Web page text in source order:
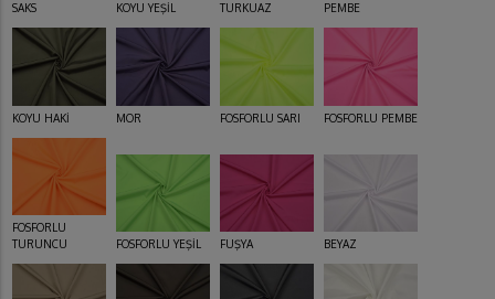
SAKS KOYU YEŞİL TURKUAZ PEMBE
KOYU HAKİ MOR FOSFORLU SARI FOSFORLU PEMBE
FOSFORLU
TURUNCU
FOSFORLU YEŞİL FUŞYA BEYAZ